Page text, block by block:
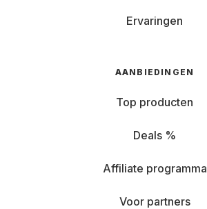
Ervaringen
AANBIEDINGEN
Top producten
Deals %
Affiliate programma
Voor partners